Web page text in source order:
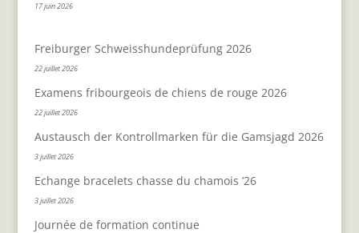
17 juin 2026
Freiburger Schweisshundeprüfung 2026
22 juillet 2026
Examens fribourgeois de chiens de rouge 2026
22 juillet 2026
Austausch der Kontrollmarken für die Gamsjagd 2026
3 juillet 2026
Echange bracelets chasse du chamois ’26
3 juillet 2026
Journée de formation continue